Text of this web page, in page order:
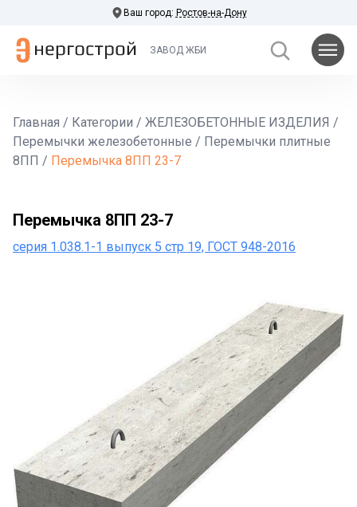
Ваш город: Ростов-на-Дону
ЗАВОД ЖБИ
Главная / Категории / ЖЕЛЕЗОБЕТОННЫЕ ИЗДЕЛИЯ /
Перемычки железобетонные / Перемычки плитные
8ПП / Перемычка 8ПП 23-7
Перемычка 8ПП 23-7
серия 1.038.1-1 выпуск 5 стр 19, ГОСТ 948-2016